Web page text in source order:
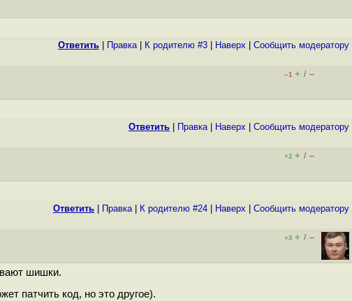
Ответить Правка| К родителю #3 Наверх Cообщить модератору
–1 + / –
Ответить Правка| Наверх Cообщить модератору
+2 + / –
Ответить Правка| К родителю #24 Наверх Cообщить модератору
+3 + / –
шишки.
патчить код, но это другое).